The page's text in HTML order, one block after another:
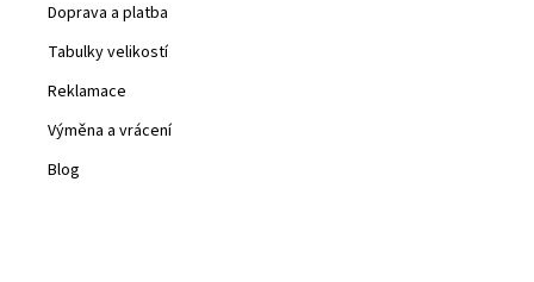
Doprava a platba
Tabulky velikostí
Reklamace
Výměna a vrácení
Blog